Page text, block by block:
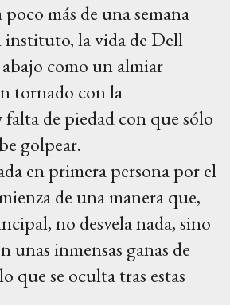
más de una semana
instituto, la vida de Dell
como un almiar
tornado con la
de piedad con que sólo
golpear.
en primera persona por el
de una manera que,
no desvela nada, sino
unas inmensas ganas de
que se oculta tras estas